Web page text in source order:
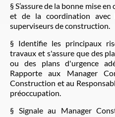
§ S’assure de la bonne mise
et de la coordination avec
superviseurs de construction.
§ Identifie les principaux
travaux et s'assure que des
ou des plans d'urgence
Rapporte aux Manager
Construction et au
préoccupation.
§ Signale au Manager